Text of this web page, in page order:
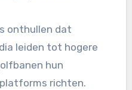
onthullen dat
leiden tot hogere
hun
richten.